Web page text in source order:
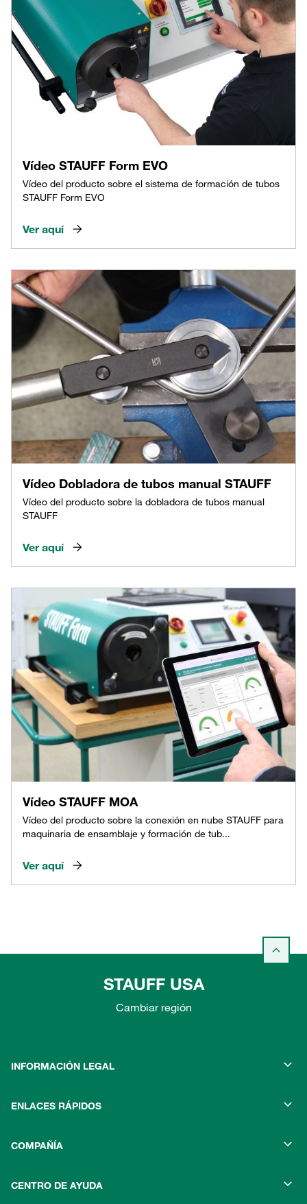
Vídeo STAUFF Form EVO
Vídeo del producto sobre el sistema de formación de tubos
STAUFF Form EVO
Ver aquí
Vídeo Dobladora de tubos manual STAUFF
Vídeo del producto sobre la dobladora de tubos manual
STAUFF
Ver aquí
Vídeo STAUFF MOA
Vídeo del producto sobre la conexión en nube STAUFF para
maquinaria de ensamblaje y formación de tub...
Ver aquí
STAUFF USA
Cambiar región
INFORMACIÓN LEGAL
ENLACES RÁPIDOS
COMPAÑÍA
CENTRO DE AYUDA